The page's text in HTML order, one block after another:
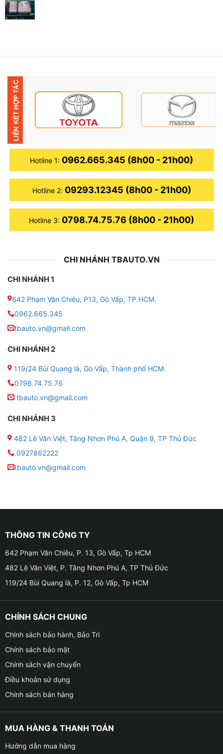
Hotline 1: 0962.665.345 (8h00 - 21h00)
Hotline 2: 09293.12345 (8h00 - 21h00)
Hotline 3: 0798.74.75.76 (8h00 - 21h00)
CHI NHÁNH TBAUTO.VN
CHI NHÁNH 1
642 Phạm Văn Chiêu, P13, Gò Vấp, TP.HCM.
0962.665.345
tbauto.vn@gmail.com
CHI NHÁNH 2
119/24 Bùi Quang là, Gò Vấp, Thành phố HCM.
0798.74.75.76
tbauto.vn@gmail.com
CHI NHÁNH 3
482 Lê Văn Việt, Tăng Nhơn Phú A, Quận 9, TP Thủ Đức
0927862222
tbauto.vn@gmail.com
THÔNG TIN CÔNG TY
642 Phạm Văn Chiêu, P. 13, Gò Vấp, Tp HCM
482 Lê Văn Việt, P. Tăng Nhơn Phú A, TP Thủ Đức
119/24 Bùi Quang là, P. 12, Gò Vấp, Tp HCM
CHÍNH SÁCH CHUNG
Chính sách bảo hành, Bảo Trì
Chính sách bảo mật
Chính sách vận chuyển
Điều khoản sử dụng
Chính sách bán hàng
MUA HÀNG & THANH TOÁN
Hướng dẫn mua hàng